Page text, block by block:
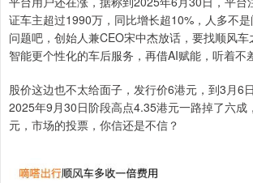
证车主超过1990万，同比增长超10%，人多不
问题吧，创始人兼CEO宋中杰放话，要找顺风
智能更个性化的车后服务，再借AI赋能，听着不
股价这边也不太给面子，发行价6港元，到3月6
2025年9月30日阶段高点4.35港元一路掉了六成
元，市场的投票，你信还是不信？